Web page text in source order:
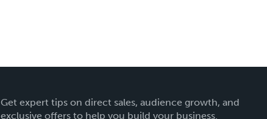
Get expert tips on direct sales, audience growth, and
exclusive offers to help you build your business.